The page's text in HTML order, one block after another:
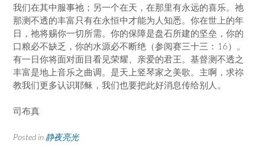
我们在其中服事祂；另一个在天，在那里有永远的喜乐。祂
那测不透的丰富只有在永恒中才能为人知悉。你在世上的年
日，祂将赐你一切所需。你的保障是盘石所建的坚垒，你的
口粮必不缺乏，你的水源必不断绝（参阅赛三十三：16）。
有一日你将面对面目看见荣耀、亲爱的君王。基督测不透之
丰富是地上音乐之曲调。是天上竖琴家之美歌。主啊，求祢
教我们更多认识耶稣，我们也要把此好消息传给别人。
司布真
Posted in 静夜亮光